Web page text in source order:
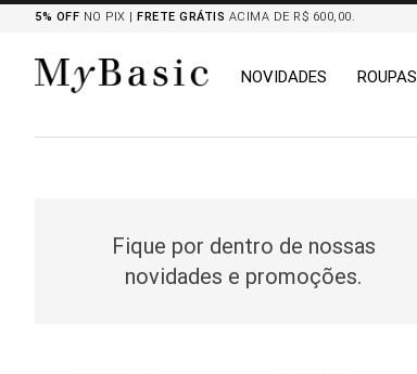
5% OFF NO PIX | FRETE GRÁTIS ACIMA DE R$ 600,00.
NOVIDADES ROUPAS
Fique por dentro de nossas
novidades e promoções.